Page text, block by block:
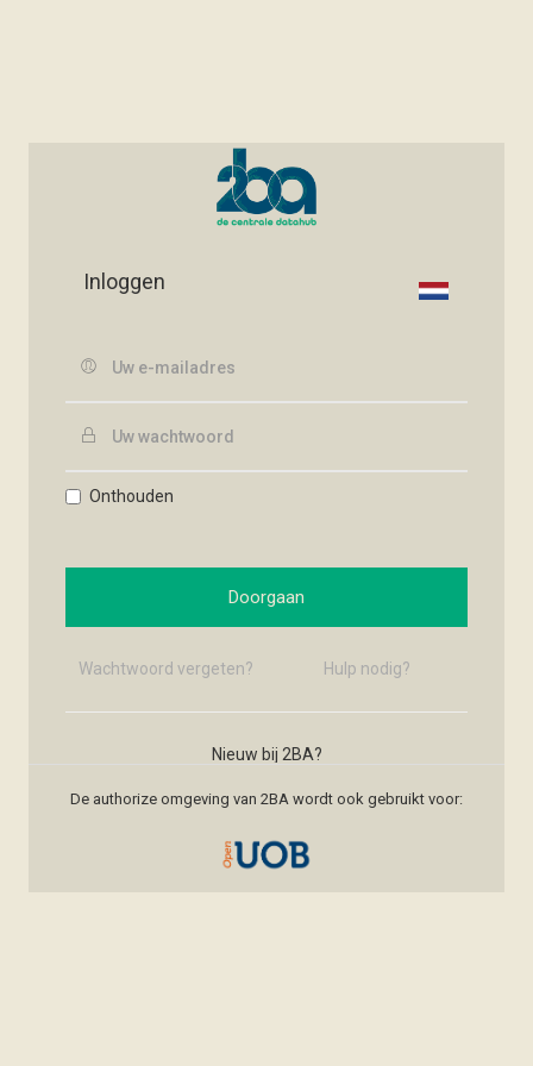
Inloggen
Onthouden
Doorgaan
Wachtwoord vergeten? Hulp nodig?
Nieuw bij 2BA?
Nieuw account maken
De authorize omgeving van 2BA wordt ook gebruikt voor: